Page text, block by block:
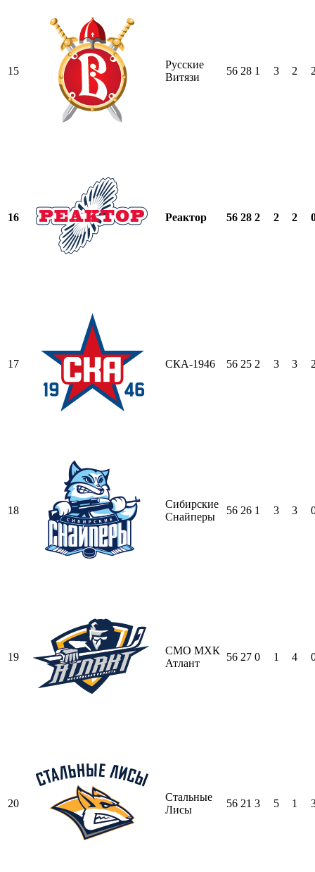
15
Русские
Витязи
56 28 1 3 2
16 Реактор 56 28 2 2 2
17 СКА-1946 56 25 2 3 3
18
Сибирские
Снайперы
56 26 1 3 3
19
СМО МХК
Атлант
56 27 0 1 4
20
Стальные
Лисы
56 21 3 5 1